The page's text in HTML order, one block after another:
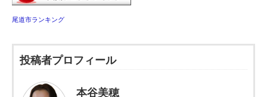
尾道市ランキング
投稿者プロフィール
本谷美穂